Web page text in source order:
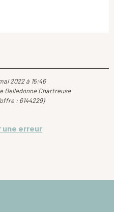
2022 à 15:46
Belledonne Chartreuse
: 6144229)
une erreur